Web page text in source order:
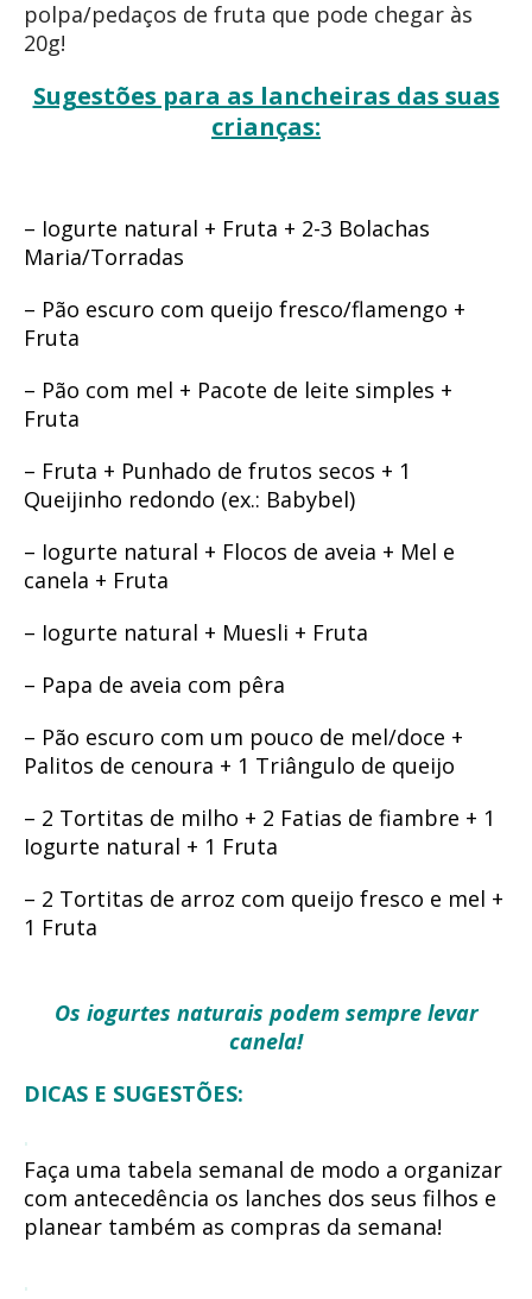
polpa/pedaços de fruta que pode chegar às
20g!
Sugestões para as lancheiras das suas
crianças:
– Iogurte natural + Fruta + 2-3 Bolachas
Maria/Torradas
– Pão escuro com queijo fresco/flamengo +
Fruta
– Pão com mel + Pacote de leite simples +
Fruta
– Fruta + Punhado de frutos secos + 1
Queijinho redondo (ex.: Babybel)
– Iogurte natural + Flocos de aveia + Mel e
canela + Fruta
– Iogurte natural + Muesli + Fruta
– Papa de aveia com pêra
– Pão escuro com um pouco de mel/doce +
Palitos de cenoura + 1 Triângulo de queijo
– 2 Tortitas de milho + 2 Fatias de fiambre + 1
Iogurte natural + 1 Fruta
– 2 Tortitas de arroz com queijo fresco e mel +
1 Fruta
Os iogurtes naturais podem sempre levar
canela!
DICAS E SUGESTÕES:
Faça uma tabela semanal de modo a organizar
com antecedência os lanches dos seus filhos e
planear também as compras da semana!